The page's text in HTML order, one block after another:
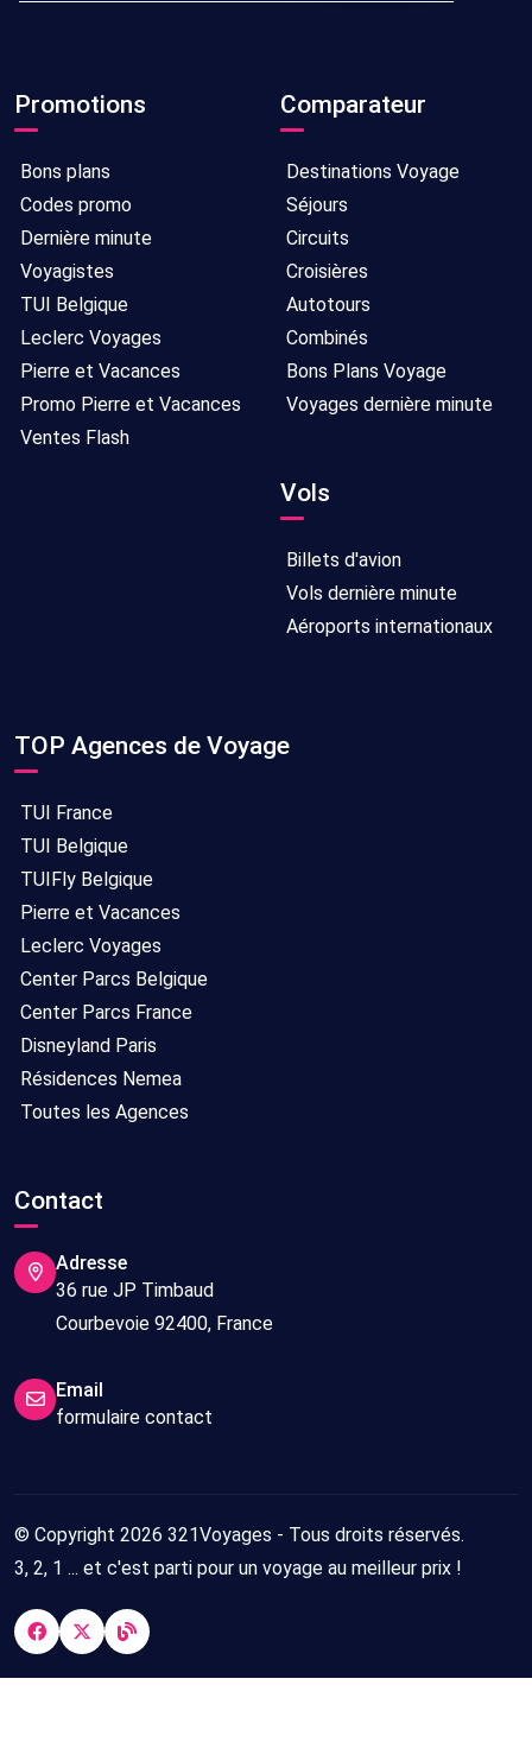
Promotions
Bons plans
Codes promo
Dernière minute
Voyagistes
TUI Belgique
Leclerc Voyages
Pierre et Vacances
Promo Pierre et Vacances
Ventes Flash
Comparateur
Destinations Voyage
Séjours
Circuits
Croisières
Autotours
Combinés
Bons Plans Voyage
Voyages dernière minute
Vols
Billets d'avion
Vols dernière minute
Aéroports internationaux
TOP Agences de Voyage
TUI France
TUI Belgique
TUIFly Belgique
Pierre et Vacances
Leclerc Voyages
Center Parcs Belgique
Center Parcs France
Disneyland Paris
Résidences Nemea
Toutes les Agences
Contact
Adresse
36 rue JP Timbaud
Courbevoie 92400, France
Email
formulaire contact
© Copyright 2026 321Voyages - Tous droits réservés.
3, 2, 1 ... et c'est parti pour un voyage au meilleur prix !